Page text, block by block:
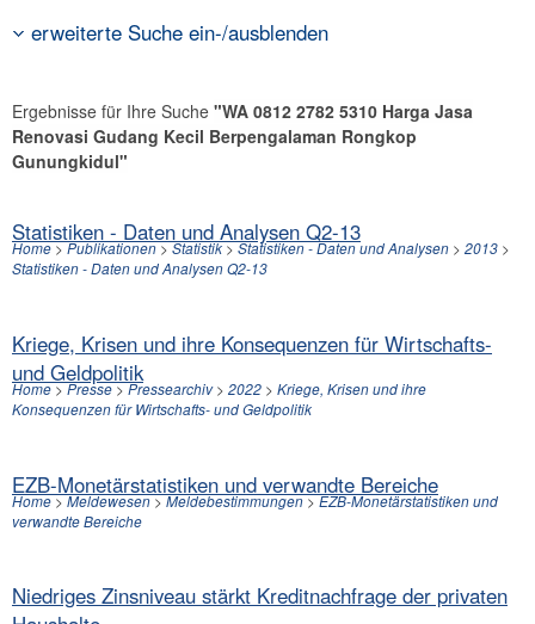
erweiterte Suche ein-/ausblenden
Ergebnisse für Ihre Suche "WA 0812 2782 5310 Harga Jasa
Renovasi Gudang Kecil Berpengalaman Rongkop
Gunungkidul"
Statistiken - Daten und Analysen Q2-13
Home>Publikationen>Statistik>Statistiken - Daten und Analysen > 2013 >
Statistiken - Daten und Analysen Q2-13
Kriege, Krisen und ihre Konsequenzen für Wirtschafts-
und Geldpolitik
Home>Presse>Pressearchiv> 2022 > Kriege, Krisen und ihre
Konsequenzen für Wirtschafts- und Geldpolitik
EZB-Monetärstatistiken und verwandte Bereiche
Home>Meldewesen>Meldebestimmungen>EZB-Monetärstatistiken und
verwandte Bereiche
Niedriges Zinsniveau stärkt Kreditnachfrage der privaten